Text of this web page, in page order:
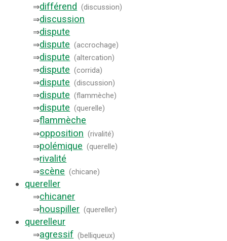
⇒différend (discussion)
⇒discussion
⇒dispute
⇒dispute (accrochage)
⇒dispute (altercation)
⇒dispute (corrida)
⇒dispute (discussion)
⇒dispute (flammèche)
⇒dispute (querelle)
⇒flammèche
⇒opposition (rivalité)
⇒polémique (querelle)
⇒rivalité
⇒scène (chicane)
quereller
⇒chicaner
⇒houspiller (quereller)
querelleur
⇒agressif (belliqueux)